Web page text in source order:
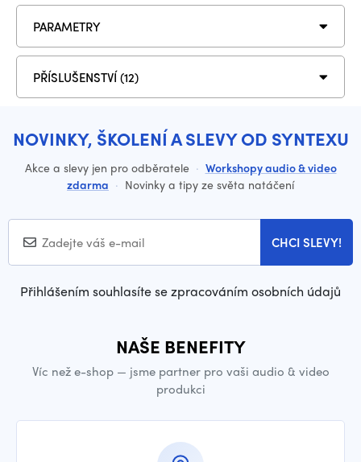
PARAMETRY
PŘÍSLUŠENSTVÍ (12)
NOVINKY, ŠKOLENÍ A SLEVY OD SYNTEXU
Akce a slevy jen pro odběratele · Workshopy audio & video
zdarma · Novinky a tipy ze světa natáčení
CHCI SLEVY!
Přihlášením souhlasíte se zpracováním osobních údajů
NAŠE BENEFITY
Víc než e-shop — jsme partner pro vaši audio & video
produkci